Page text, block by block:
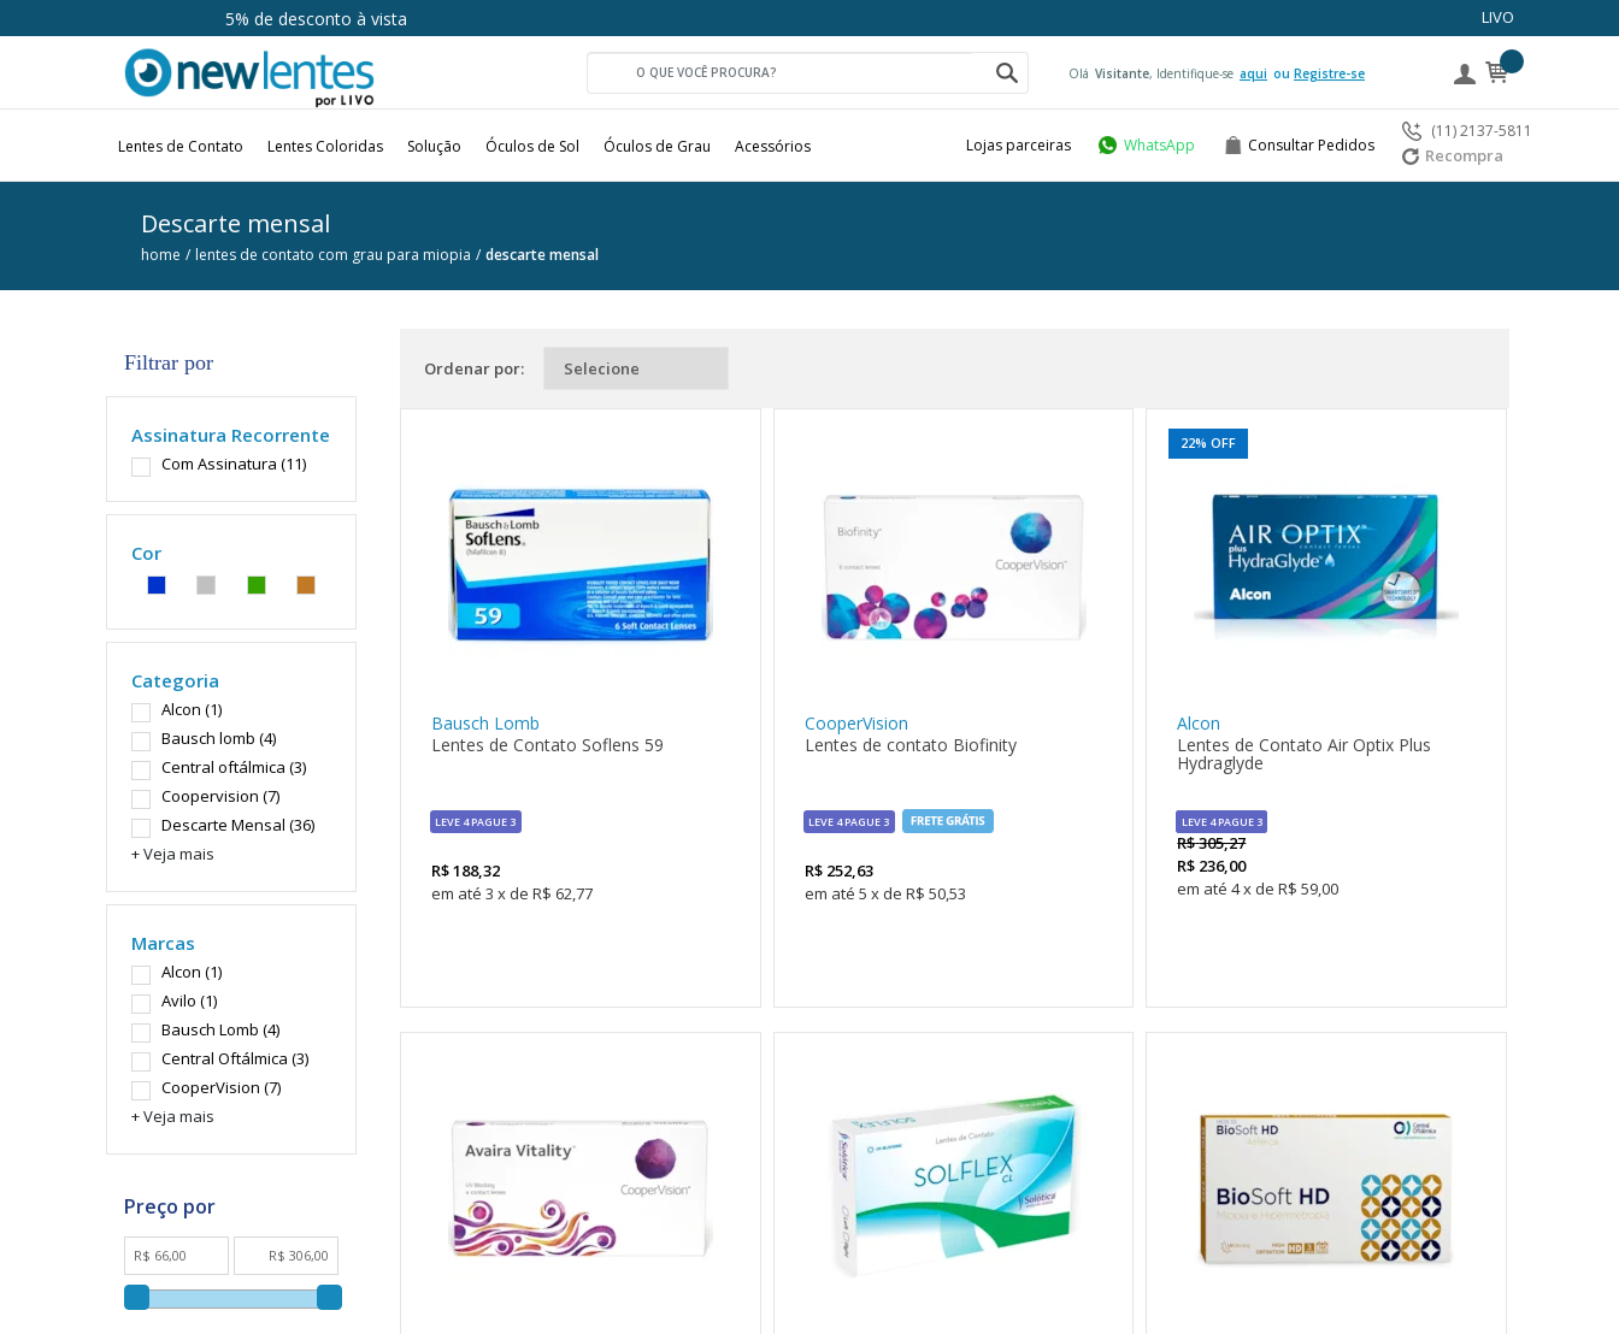
5% de desconto à vista LIVO
Olá Visitante, Identifique-se aqui Registre-se
Lentes de Contato Lentes Coloridas Solução Óculos de Sol Óculos de Grau Acessórios Lojas parceiras WhatsApp Consultar Pedidos
(11) 2137-5811
Recompra
Descarte mensal
home lentes de contato com grau para miopia descarte mensal
Filtrar por
Assinatura Recorrente
Com Assinatura (11)
Cor
Categoria
Alcon (1)
Bausch lomb (4)
Central oftálmica (3)
Coopervision (7)
Descarte Mensal (36)
+ Veja mais
Marcas
Alcon (1)
Avilo (1)
Bausch Lomb (4)
Central Oftálmica (3)
CooperVision (7)
+ Veja mais
Ordenar por:
LEVE 4 PAGUE 3
Bausch Lomb
Lentes de Contato Soflens 59
R$188,32
3 x de R$ 62,77
LEVE 4 PAGUE 3
CooperVision
Lentes de contato Biofinity
R$ 252,63
5 x de R$ 50,53
LEVE 4 PAGUE 3
LEVE 4 PAGUE 3
22% OFF
Alcon
Lentes de Contato Air Optix Plus
Hydraglyde
R$305,27
R$ 236,00
4x de R$ 59,00